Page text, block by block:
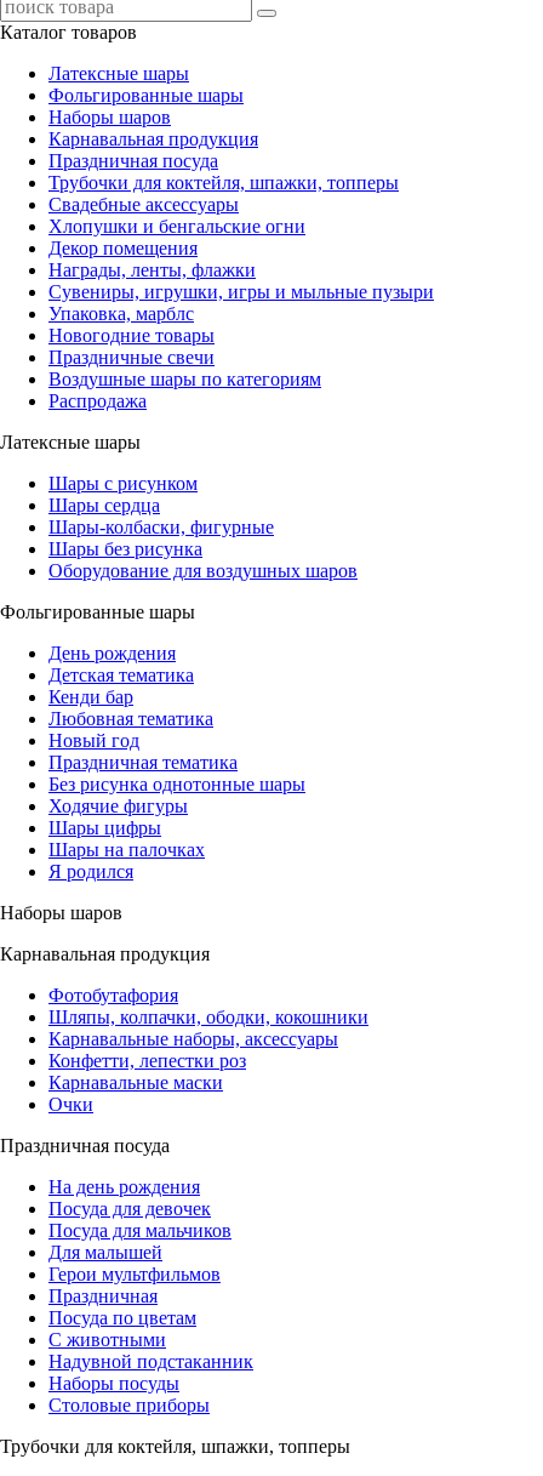
Каталог товаров
Латексные шары
Фольгированные шары
Наборы шаров
Карнавальная продукция
Праздничная посуда
Трубочки для коктейля, шпажки, топперы
Свадебные аксессуары
Хлопушки и бенгальские огни
Декор помещения
Награды, ленты, флажки
Сувениры, игрушки, игры и мыльные пузыри
Упаковка, марблс
Новогодние товары
Праздничные свечи
Воздушные шары по категориям
Распродажа
Латексные шары
Шары с рисунком
Шары сердца
Шары-колбаски, фигурные
Шары без рисунка
Оборудование для воздушных шаров
Фольгированные шары
День рождения
Детская тематика
Кенди бар
Любовная тематика
Новый год
Праздничная тематика
Без рисунка однотонные шары
Ходячие фигуры
Шары цифры
Шары на палочках
Я родился
Наборы шаров
Карнавальная продукция
Фотобутафория
Шляпы, колпачки, ободки, кокошники
Карнавальные наборы, аксессуары
Конфетти, лепестки роз
Карнавальные маски
Очки
Праздничная посуда
На день рождения
Посуда для девочек
Посуда для мальчиков
Для малышей
Герои мультфильмов
Праздничная
Посуда по цветам
С животными
Надувной подстаканник
Наборы посуды
Столовые приборы
Трубочки для коктейля, шпажки, топперы